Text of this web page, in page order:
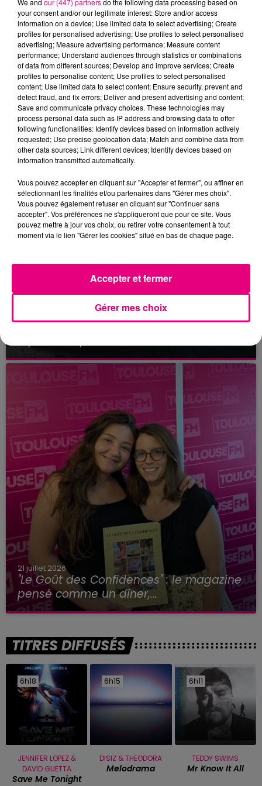
22 juillet 2026
Toulouse : circulation perturbée dans le
secteur François Verdier...
Affaire Jubillar : le procès en appel
21 juillet 2026
"Le Goût des Confidences" : le magazine
pensé comme un dîner,...
TITRES DIFFUSÉS
6h18
6h18
JENNIFER LOPEZ &
DAVID GUETTA
Save Me Tonight
6h15
6h15
DISIZ & THEODORA
Melodrama
6h11
6h11
TEDDY SWIMS
Mr Know It All
We and our (447) partnersdo the following data processing based on
your consent and/or our legitimate interest: Store and/or access
information on a device; Use limited data to select advertising; Create
profiles for personalised advertising; Use profiles to select personalised
advertising; Measure advertising performance; Measure content
performance; Understand audiences through statistics or combinations
of data from different sources; Develop and improve services; Create
profiles to personalise content; Use profiles to select personalised
content; Use limited data to select content; Ensure security, prevent and
detect fraud, and fix errors; Deliver and present advertising and content;
Save and communicate privacy choices. These technologies may
process personal data such as IP address and browsing data to offer
following functionalities: Identify devices based on information actively
requested; Use precise geolocation data; Match and combine data from
other data sources; Link different devices; Identify devices based on
information transmitted automatically.
Vous pouvez accepter en cliquant sur "Accepter et fermer", ou affiner en
sélectionnant les finalités et/ou partenaires dans "Gérer mes choix".
Vous pouvez également refuser en cliquant sur "Continuer sans
accepter". Vos préférences ne s'appliqueront que pour ce site. Vous
pouvez mettre à jour vos choix, ou retirer votre consentement à tout
moment via le lien "Gérer les cookies" situé en bas de chaque page.
Gérer mes choix
Accepter et fermer